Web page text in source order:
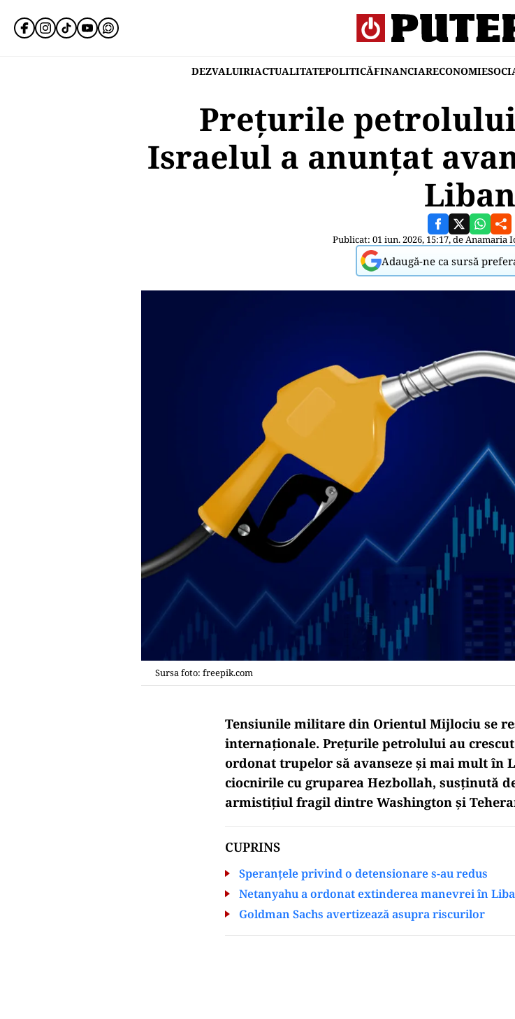
DEZVALUIRIACTUALITATEPOLITICĂFINANCIARECONOMIE
Prețurile petrolului
Israelul a anunțat
Liban
Publicat: 01 iun. 2026, 15:17, deAnamaria
Adaugă-ne ca sursă
Sursa foto: freepik.com
Tensiunile militare din Orientul Mijlociu se
internaționale. Prețurile petrolului au
ordonat trupelor să avanseze și mai mult în
ciocnirile cu gruparea Hezbollah, susținută
armistițiul fragil dintre Washington și
CUPRINS
Speranțele privind o detensionare s-au redus
Netanyahu a ordonat extinderea manevrei în
Goldman Sachs avertizează asupra riscurilor